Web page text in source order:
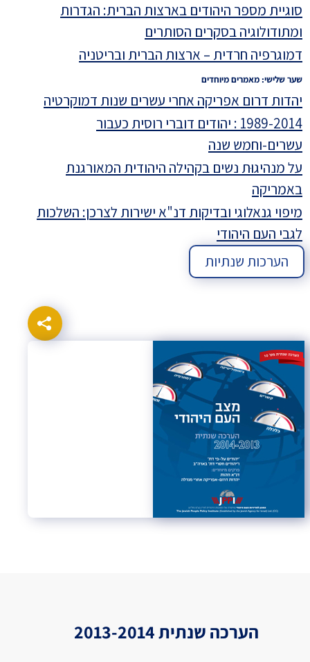
הערכות שנתיות
סוגיית מספר היהודים בארצות הברית: הגדרות
ומתודולוגיה בסקרים הסותרים
דמוגרפיה חרדית – ארצות הברית ובריטניה
שער שלישי: מאמרים מיוחדים
יהדות דרום אפריקה אחרי עשרים שנות דמוקרטיה
1989-2014 : יהודים דוברי רוסית כעבור
עשרים-וחמש שנה
על מנהיגוּת נשים בקהילה היהודית המאורגנת
באמריקה
מיפוי גנאלוגי ובדיקות דנ"א ישירות לצרכן: השלכות
לגבי העם היהודי
הערכה שנתית 2013-2014